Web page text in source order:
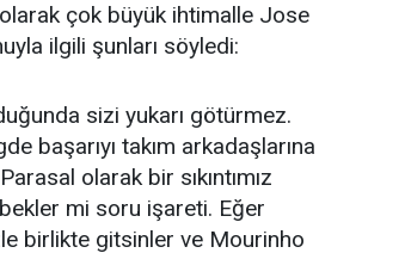
çok büyük ihtimalle Jose
ilgili şunları söyledi:
sizi yukarı götürmez.
başarıyı takım arkadaşlarına
olarak bir sıkıntımız
mi soru işareti. Eğer
birlikte gitsinler ve Mourinho